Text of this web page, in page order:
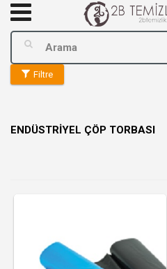
Filtre
ENDÜSTRİYEL ÇÖP TORBASI